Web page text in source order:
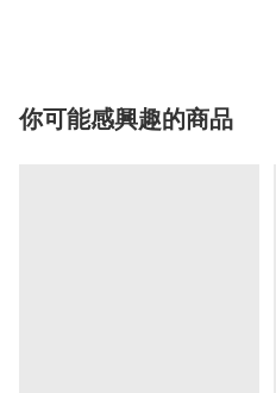
你可能感興趣的商品